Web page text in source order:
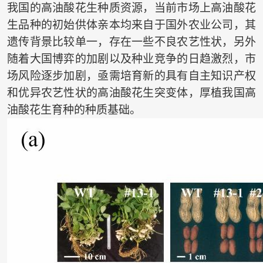
我国的高油酸花生种质资源，当前市场上高油酸花
生品种的初始供体亲本均来自于国外农业公司，其
遗传背景比较单一，存在一些不良农艺性状，另外
随着大国博弈的加剧以及种业竞争的日趋激烈，市
场风险逐步加剧，亟需培育新的具有自主知识产权
和优异农艺性状的高油酸花生突变体，厚植我国高
油酸花生育种的种质基础。